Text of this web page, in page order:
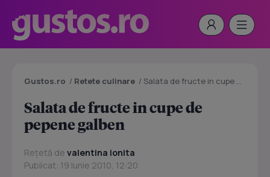
Gustos.ro / Retete culinare / Salata de fructe in cupe de pepene galben
Salata de fructe in cupe de
pepene galben
Rețetă de valentina ionita
Publicat: 19 Iunie 2010, 12:20